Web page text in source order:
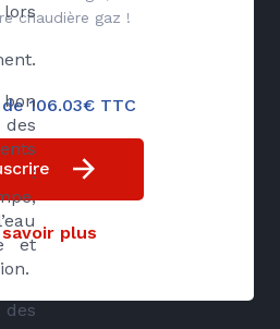
:
et
chaudière gaz !
106.03€ TTC
savoir plus